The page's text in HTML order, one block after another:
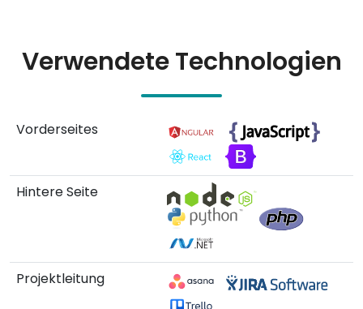
Verwendete Technologien
Vorderseites
Hintere Seite
Projektleitung